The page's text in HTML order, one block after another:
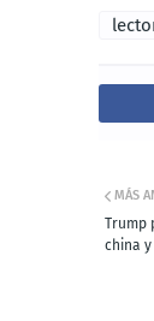
MÁS
Trump
china